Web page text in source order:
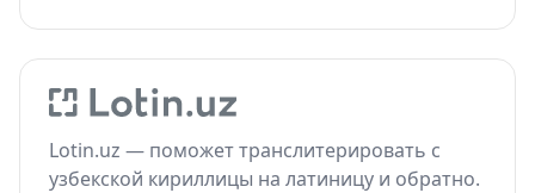
Lotin.uz — поможет транслитерировать с
узбекской кириллицы на латиницу и обратно.